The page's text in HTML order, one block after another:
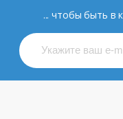
... чтобы быть в